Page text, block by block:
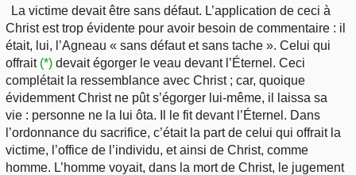
La victime devait être sans défaut. L’application de ceci à
Christ est trop évidente pour avoir besoin de commentaire : il
était, lui, l’Agneau « sans défaut et sans tache ». Celui qui
offrait (*) devait égorger le veau devant l’Éternel. Ceci
complétait la ressemblance avec Christ ; car, quoique
évidemment Christ ne pût s’égorger lui-même, il laissa sa
vie : personne ne la lui ôta. Il le fit devant l’Éternel. Dans
l’ordonnance du sacrifice, c’était la part de celui qui offrait la
victime, l’office de l’individu, et ainsi de Christ, comme
homme. L’homme voyait, dans la mort de Christ, le jugement